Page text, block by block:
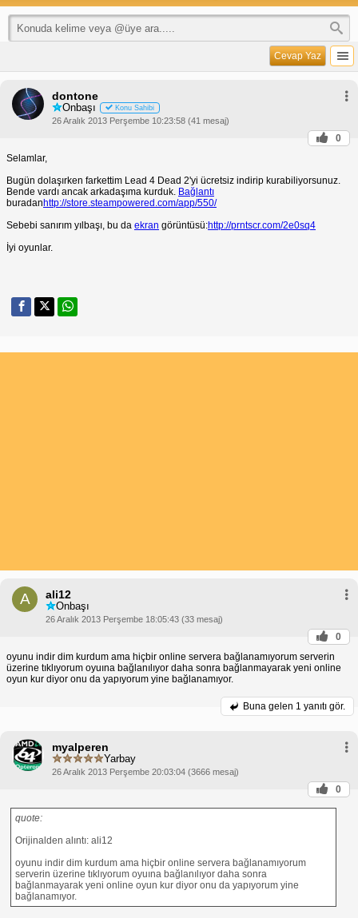
Cevap Yaz
dontone
Onbaşı Konu Sahibi
26 Aralık 2013 Perşembe 10:23:58 (41 mesaj)
0
Selamlar,
Bugün dolaşırken farkettim Lead 4 Dead 2'yi ücretsiz indirip kurabiliyorsunuz.
Bende vardı ancak arkadaşıma kurduk. Bağlantı
buradanhttp://store.steampowered.com/app/550/
Sebebi sanırım yılbaşı, bu da ekran görüntüsü:http://prntscr.com/2e0sq4
İyi oyunlar.
A ali12
Onbaşı
26 Aralık 2013 Perşembe 18:05:43 (33 mesaj)
0
oyunu indir dim kurdum ama hiçbir online servera bağlanamıyorum serverin
üzerine tıklıyorum oyuına bağlanılıyor daha sonra bağlanmayarak yeni online
oyun kur diyor onu da yapıyorum yine bağlanamıyor.
Buna gelen 1 yanıtı gör.
myalperen
Yarbay
26 Aralık 2013 Perşembe 20:03:04 (3666 mesaj)
0
quote:
Orijinalden alıntı: ali12
oyunu indir dim kurdum ama hiçbir online servera bağlanamıyorum
serverin üzerine tıklıyorum oyuına bağlanılıyor daha sonra
bağlanmayarak yeni online oyun kur diyor onu da yapıyorum yine
bağlanamıyor.